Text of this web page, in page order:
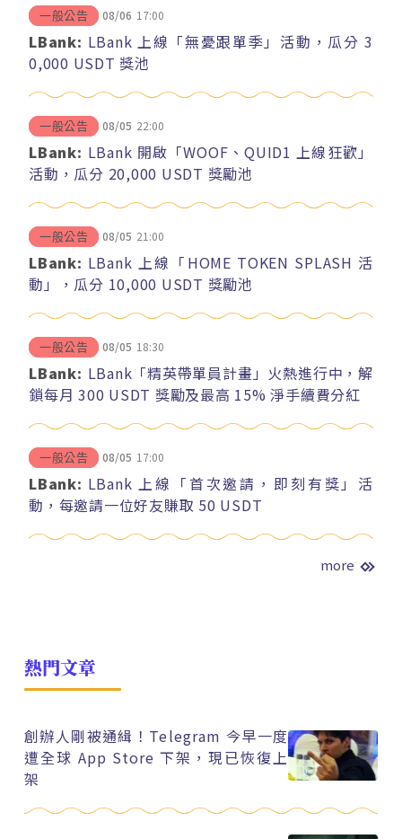
一般公告 08/06 17:00
LBank: LBank 上線「無憂跟單季」活動，瓜分 3
0,000 USDT 獎池
一般公告 08/05 22:00
LBank: LBank 開啟「WOOF、QUID1 上線狂歡」
活動，瓜分 20,000 USDT 獎勵池
一般公告 08/05 21:00
LBank: LBank 上線「HOME TOKEN SPLASH 活
動」，瓜分 10,000 USDT 獎勵池
一般公告 08/05 18:30
LBank: LBank「精英帶單員計畫」火熱進行中，解
鎖每月 300 USDT 獎勵及最高 15% 淨手續費分紅
一般公告 08/05 17:00
LBank: LBank 上線「首次邀請，即刻有獎」活
動，每邀請一位好友賺取 50 USDT
more
熱門文章
創辦人剛被通緝！Telegram 今早一度
遭全球 App Store 下架，現已恢復上
架